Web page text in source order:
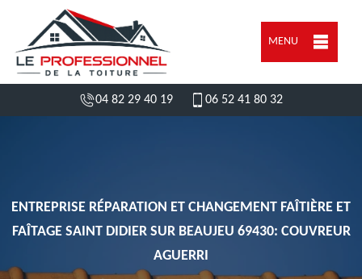
MENU
04 82 29 40 19 06 52 41 80 32
ENTREPRISE RÉPARATION ET CHANGEMENT FAÎTIÈRE ET
FAÎTAGE SAINT DIDIER SUR BEAUJEU 69430: COUVREUR
AGUERRI